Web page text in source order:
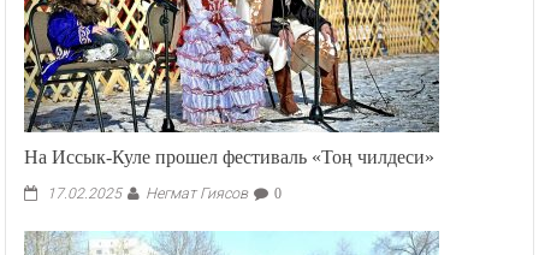
На Иссык-Куле прошел фестиваль «Тоң чилдеси»
17.02.2025 Негмат Гиясов 0